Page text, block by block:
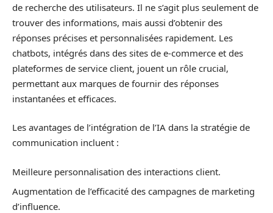
de recherche des utilisateurs. Il ne s’agit plus seulement de
trouver des informations, mais aussi d’obtenir des
réponses précises et personnalisées rapidement. Les
chatbots, intégrés dans des sites de e-commerce et des
plateformes de service client, jouent un rôle crucial,
permettant aux marques de fournir des réponses
instantanées et efficaces.
Les avantages de l’intégration de l’IA dans la stratégie de
communication incluent :
Meilleure personnalisation des interactions client.
Augmentation de l’efficacité des campagnes de marketing
d’influence.